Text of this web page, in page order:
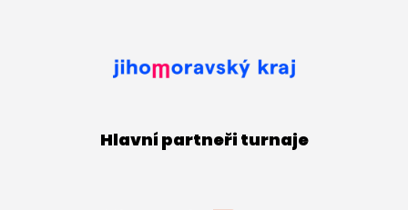
Hlavní partneři turnaje